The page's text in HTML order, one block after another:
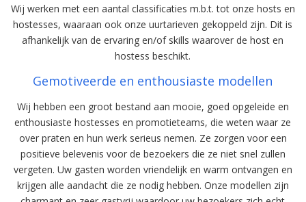
Wij werken met een aantal classificaties m.b.t. tot onze hosts en
hostesses, waaraan ook onze uurtarieven gekoppeld zijn. Dit is
afhankelijk van de ervaring en/of skills waarover de host en
hostess beschikt.
Gemotiveerde en enthousiaste modellen
Wij hebben een groot bestand aan mooie, goed opgeleide en
enthousiaste hostesses en promotieteams, die weten waar ze
over praten en hun werk serieus nemen. Ze zorgen voor een
positieve belevenis voor de bezoekers die ze niet snel zullen
vergeten. Uw gasten worden vriendelijk en warm ontvangen en
krijgen alle aandacht die ze nodig hebben. Onze modellen zijn